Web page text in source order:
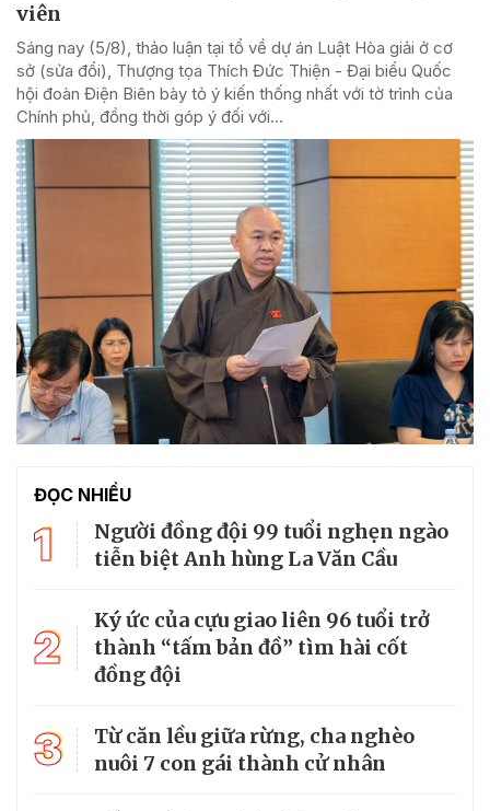
viên
Sáng nay (5/8), thảo luận tại tổ về dự án Luật Hòa giải ở cơ
sở (sửa đổi), Thượng tọa Thích Đức Thiện - Đại biểu Quốc
hội đoàn Điện Biên bày tỏ ý kiến thống nhất với tờ trình của
Chính phủ, đồng thời góp ý đối với...
ĐỌC NHIỀU
1
Người đồng đội 99 tuổi nghẹn ngào
tiễn biệt Anh hùng La Văn Cầu
2
Ký ức của cựu giao liên 96 tuổi trở
thành “tấm bản đồ” tìm hài cốt
đồng đội
3
Từ căn lều giữa rừng, cha nghèo
nuôi 7 con gái thành cử nhân